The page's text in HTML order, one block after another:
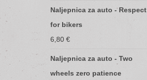
Naljepnica za auto - Respect
for bikers
6,80 €
Naljepnica za auto - Two
wheels zero patience